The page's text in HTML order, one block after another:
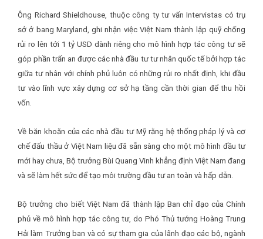
Ông Richard Shieldhouse, thuộc công ty tư vấn Intervistas có trụ
sở ở bang Maryland, ghi nhận việc Việt Nam thành lập quỹ chống
rủi ro lên tới 1 tỷ USD dành riêng cho mô hình hợp tác công tư sẽ
góp phần trấn an được các nhà đầu tư tư nhân quốc tế bởi hợp tác
giữa tư nhân với chính phủ luôn có những rủi ro nhất định, khi đầu
tư vào lĩnh vực xây dựng cơ sở hạ tầng cần thời gian để thu hồi
vốn.
Về băn khoăn của các nhà đầu tư Mỹ rằng hệ thống pháp lý và cơ
chế đấu thầu ở Việt Nam liệu đã sẵn sàng cho một mô hình đầu tư
mới hay chưa, Bộ trưởng Bùi Quang Vinh khẳng định Việt Nam đang
và sẽ làm hết sức để tạo môi trường đầu tư an toàn và hấp dẫn.
Bộ trưởng cho biết Việt Nam đã thành lập Ban chỉ đạo của Chính
phủ về mô hình hợp tác công tư, do Phó Thủ tướng Hoàng Trung
Hải làm Trưởng ban và có sự tham gia của lãnh đạo các bộ, ngành